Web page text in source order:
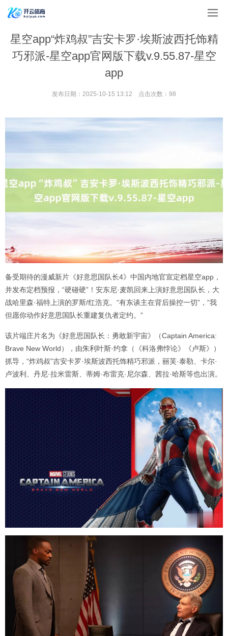
星空app“炸鸡叔”吉安卡罗·埃斯波西托饰精
巧邪派-星空app官网版下载v.9.55.87-星空
app
发布日期：2025-10-15 13:12 点击次数：98
备受期待的漫威新片《好意思国队长4》中国内地官宣定档星空app，
并发布定档预报，“硬碰硬”！安东尼·麦凯回来上演好意思国队长，大
战哈里森·福特上演的罗斯/红浩克。“有东谈主在背后操控一切”，“我
但愿你动作好意思国队长重建复仇者定约。”
该片端庄片名为《好意思国队长：勇敢新宇宙》（Captain America:
Brave New World），由朱利叶斯·约拿（《科洛弗悖论》《卢斯》）
抓导，“炸鸡叔”吉安卡罗·埃斯波西托饰精巧邪派，丽芙·泰勒、卡尔·
卢波利、丹尼·拉米雷斯、蒂姆·布雷克·尼尔森、茜拉·哈斯等也出演。